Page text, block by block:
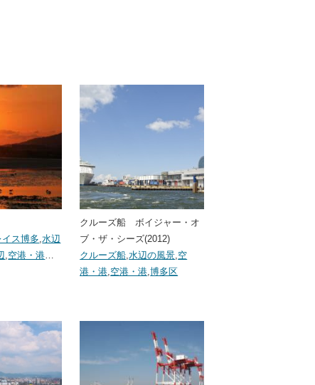
ス博多 ,水辺
空港・港
クルーズ船 ボイジャー・オ
ブ・ザ・シーズ(2012)
クルーズ船 ,水辺の風景 空
港・港 空港・港 ,博多区